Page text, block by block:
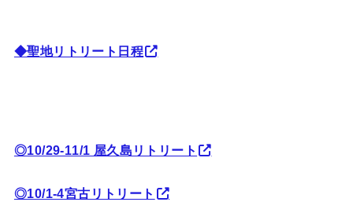
◆聖地リトリート日程
◎10/29-11/1 屋久島リトリート
◎10/1-4宮古リトリート